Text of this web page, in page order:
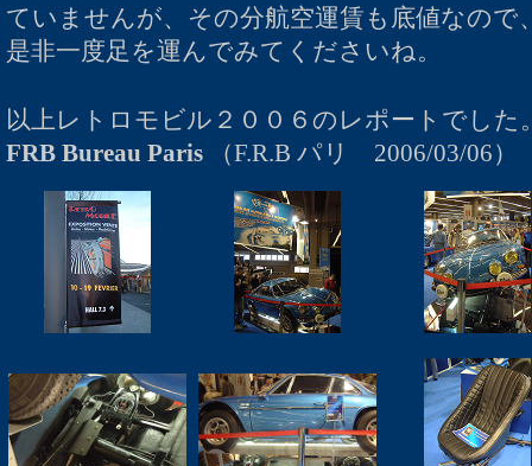
ていませんが、その分航空運賃も底値なので
是非一度足を運んでみてくださいね。
以上レトロモビル２００６のレポートで
FRB Bureau Paris
（F.R.B パリ 2006/03/06